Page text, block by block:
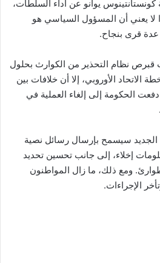
كونستانتينوس يوانو عن أداء السلطات،
لا يعني أن المسؤول السياسي هو
عدة قرى بنجاح.
نظام التحذير من الكوارث بحلول
بخطة الاتحاد الأوروبي، إلا أن خلافات بين
الحكومة إلى إلغاء العملية في
سيسمح بإرسال رسائل نصية
إخلاء، إلى جانب تحسين تحديد
ومع ذلك، ما زال المواطنون
الإجراءات.